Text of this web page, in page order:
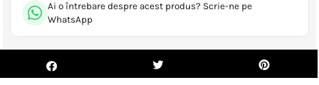
Ai o întrebare despre acest produs? Scrie-ne pe
WhatsApp